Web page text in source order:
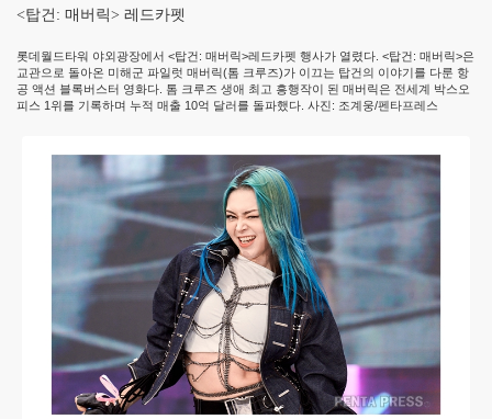
<탑건: 매버릭> 레드카펫
롯데월드타워 야외광장에서 <탑건: 매버릭>레드카펫 행사가 열렸다. <탑건: 매버릭>은
교관으로 돌아온 미해군 파일럿 매버릭(톰 크루즈)가 이끄는 탑건의 이야기를 다룬 항
공 액션 블록버스터 영화다. 톰 크루즈 생애 최고 흥행작이 된 매버릭은 전세계 박스오
피스 1위를 기록하며 누적 매출 10억 달러를 돌파했다. 사진: 조계웅/펜타프레스